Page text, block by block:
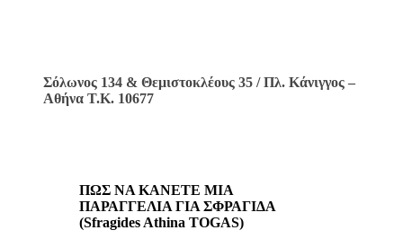
Σόλωνος 134 & Θεμιστοκλέους 35 / Πλ. Κάνιγγος –
Αθήνα Τ.Κ. 10677
ΠΩΣ ΝΑ ΚΑΝΕΤΕ ΜΙΑ
ΠΑΡΑΓΓΕΛΙΑ ΓΙΑ ΣΦΡΑΓΙΔΑ
(Sfragides Athina TOGAS)